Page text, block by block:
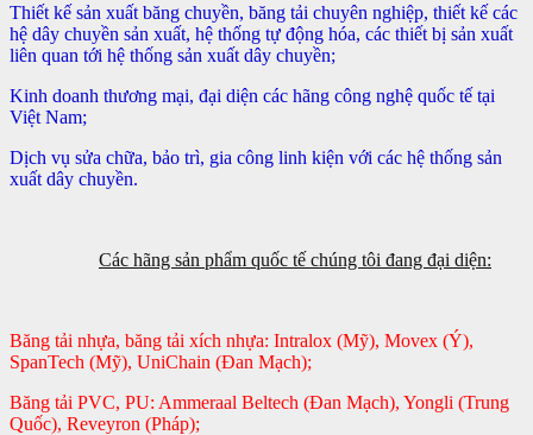
Thiết kế sản xuất băng chuyền, băng tải chuyên nghiệp, thiết kế các
hệ dây chuyền sản xuất, hệ thống tự động hóa, các thiết bị sản xuất
liên quan tới hệ thống sản xuất dây chuyền;
Kinh doanh thương mại, đại diện các hãng công nghệ quốc tế tại
Việt Nam;
Dịch vụ sửa chữa, bảo trì, gia công linh kiện với các hệ thống sản
xuất dây chuyền.
Các hãng sản phẩm quốc tế chúng tôi đang đại diện:
Băng tải nhựa, băng tải xích nhựa: Intralox (Mỹ), Movex (Ý),
SpanTech (Mỹ), UniChain (Đan Mạch);
Băng tải PVC, PU: Ammeraal Beltech (Đan Mạch), Yongli (Trung
Quốc), Reveyron (Pháp);